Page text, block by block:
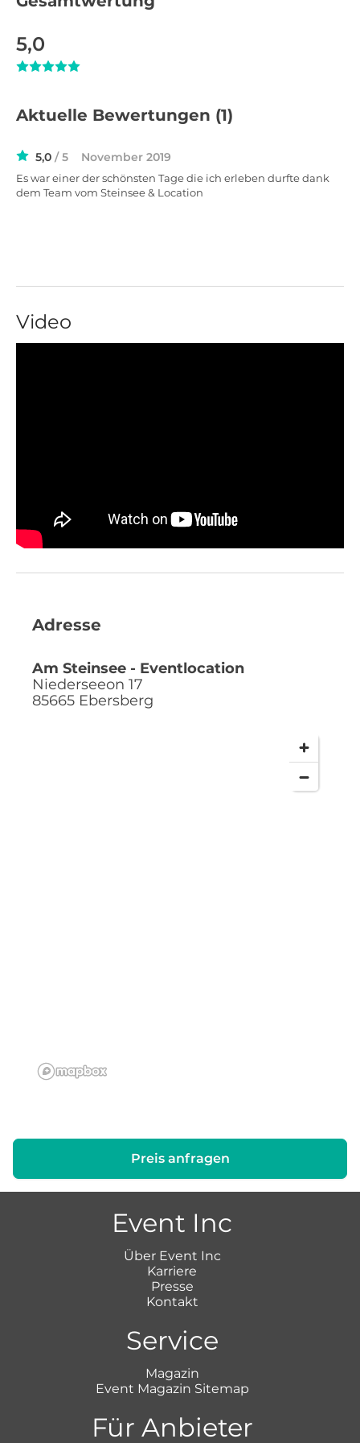
5,0
Aktuelle Bewertungen (1)
5,0 / 5 November 2019
Es war einer der schönsten Tage die ich erleben durfte dank
dem Team vom Steinsee & Location
Video
Adresse
Am Steinsee - Eventlocation
Niederseeon 17
85665 Ebersberg
Preis anfragen
Event Inc
Über Event Inc
Karriere
Presse
Kontakt
Service
Magazin
Event Magazin Sitemap
Für Anbieter